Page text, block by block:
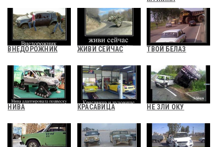
ВНЕДОРОЖНИК ЖИВИ СЕЙЧАС ТВОЙ БЕЛАЗ
НИВА КРАСАВИЦА НЕ ЗЛИ ОКУ